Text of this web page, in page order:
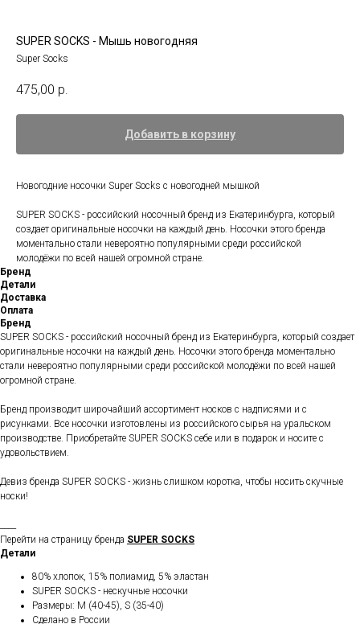
SUPER SOCKS - Мышь новогодняя
Super Socks
475,00 р.
Добавить в корзину
Новогодние носочки Super Socks с новогодней мышкой
SUPER SOCKS - российский носочный бренд из Екатеринбурга, который
создает оригинальные носочки на каждый день. Носочки этого бренда
моментально стали невероятно популярными среди российской
молодёжи по всей нашей огромной стране.
Бренд
Детали
Доставка
Оплата
Бренд
SUPER SOCKS - российский носочный бренд из Екатеринбурга, который создает
оригинальные носочки на каждый день. Носочки этого бренда моментально
стали невероятно популярными среди российской молодёжи по всей нашей
огромной стране.
Бренд производит широчайший ассортимент носков с надписями и с
рисунками. Все носочки изготовлены из российского сырья на уральском
производстве. Приобретайте SUPER SOCKS себе или в подарок и носите с
удовольствием.
Девиз бренда SUPER SOCKS - жизнь слишком коротка, чтобы носить скучные
носки!
Перейти на страницу бренда SUPER SOCKS
Детали
80% хлопок, 15% полиамид, 5% эластан
SUPER SOCKS - нескучные носочки
Размеры: M (40-45), S (35-40)
Сделано в России